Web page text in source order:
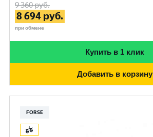
9 360руб.
8 694 руб.
при обмене
Купить в 1 клик
Добавить в корзину
FORSE